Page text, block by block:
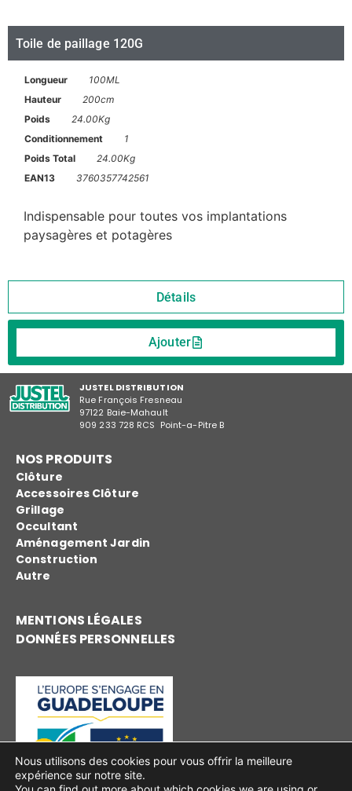
Toile de paillage 120G
Longueur
100ML
Hauteur
200cm
Poids
24.00Kg
Conditionnement
1
Poids Total
24.00Kg
EAN13
3760357742561
Indispensable pour toutes vos implantations
paysagères et potagères
Détails
Ajouter
JUSTEL DISTRIBUTION
Rue François Fresneau
97122 Baie-Mahault
909 233 728 RCS Point-a-Pitre B
NOS PRODUITS
Clôture
Accessoires Clôture
Grillage
Occultant
Aménagement Jardin
Construction
Autre
MENTIONS LÉGALES
DONNÉES PERSONNELLES
Nous utilisons des cookies pour vous offrir la meilleure
expérience sur notre site.